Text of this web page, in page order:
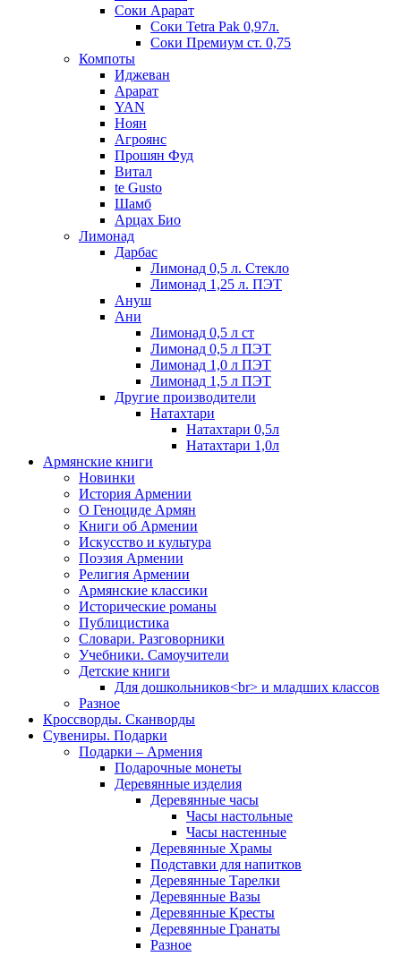
Соки Арарат
Соки Tetra Pak 0,97л.
Соки Премиум ст. 0,75
Компоты
Иджеван
Арарат
YAN
Ноян
Агроянс
Прошян Фуд
Витал
te Gusto
Шамб
Арцах Био
Лимонад
Дарбас
Лимонад 0,5 л. Стекло
Лимонад 1,25 л. ПЭТ
Ануш
Ани
Лимонад 0,5 л ст
Лимонад 0,5 л ПЭТ
Лимонад 1,0 л ПЭТ
Лимонад 1,5 л ПЭТ
Другие производители
Натахтари
Натахтари 0,5л
Натахтари 1,0л
Армянские книги
Новинки
История Армении
О Геноциде Армян
Книги об Армении
Иcкусство и культура
Поэзия Армении
Религия Армении
Армянские классики
Исторические романы
Публицистика
Словари. Разговорники
Учебники. Самоучители
Детские книги
Для дошкольников<br> и младших классов
Разное
Кроссворды. Сканворды
Сувениры. Подарки
Подарки – Армения
Подарочные монеты
Деревянные изделия
Деревянные часы
Часы настольные
Часы настенные
Деревянные Храмы
Подставки для напитков
Деревянные Тарелки
Деревянные Вазы
Деревянные Кресты
Деревянные Гранаты
Разное